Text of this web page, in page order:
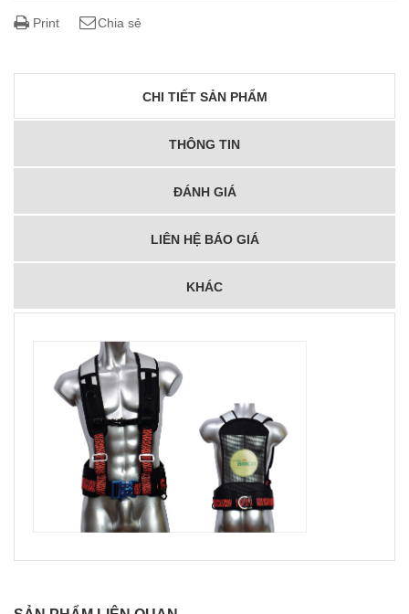
Print Chia sẻ
CHI TIẾT SẢN PHẨM
THÔNG TIN
ĐÁNH GIÁ
LIÊN HỆ BÁO GIÁ
KHÁC